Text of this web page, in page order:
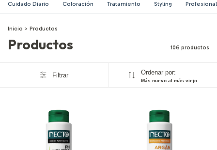
Cuidado Diario Coloración Tratamiento Styling Profesional
Inicio > Productos
Productos 106 productos
Filtrar Ordenar por:
Más nuevo al más viejo